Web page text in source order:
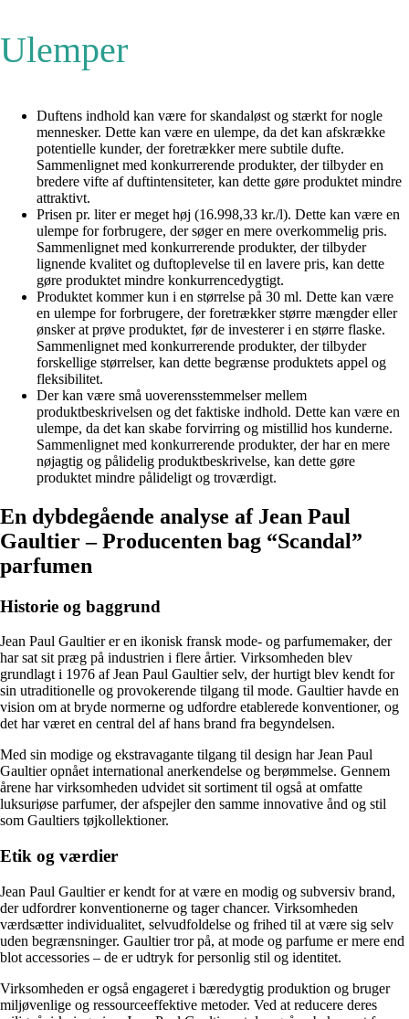
Ulemper
Duftens indhold kan være for skandaløst og stærkt for nogle
mennesker. Dette kan være en ulempe, da det kan afskrække
potentielle kunder, der foretrækker mere subtile dufte.
Sammenlignet med konkurrerende produkter, der tilbyder en
bredere vifte af duftintensiteter, kan dette gøre produktet mindre
attraktivt.
Prisen pr. liter er meget høj (16.998,33 kr./l). Dette kan være en
ulempe for forbrugere, der søger en mere overkommelig pris.
Sammenlignet med konkurrerende produkter, der tilbyder
lignende kvalitet og duftoplevelse til en lavere pris, kan dette
gøre produktet mindre konkurrencedygtigt.
Produktet kommer kun i en størrelse på 30 ml. Dette kan være
en ulempe for forbrugere, der foretrækker større mængder eller
ønsker at prøve produktet, før de investerer i en større flaske.
Sammenlignet med konkurrerende produkter, der tilbyder
forskellige størrelser, kan dette begrænse produktets appel og
fleksibilitet.
Der kan være små uoverensstemmelser mellem
produktbeskrivelsen og det faktiske indhold. Dette kan være en
ulempe, da det kan skabe forvirring og mistillid hos kunderne.
Sammenlignet med konkurrerende produkter, der har en mere
nøjagtig og pålidelig produktbeskrivelse, kan dette gøre
produktet mindre pålideligt og troværdigt.
En dybdegående analyse af Jean Paul
Gaultier – Producenten bag “Scandal”
parfumen
Historie og baggrund
Jean Paul Gaultier er en ikonisk fransk mode- og parfumemaker, der
har sat sit præg på industrien i flere årtier. Virksomheden blev
grundlagt i 1976 af Jean Paul Gaultier selv, der hurtigt blev kendt for
sin utraditionelle og provokerende tilgang til mode. Gaultier havde en
vision om at bryde normerne og udfordre etablerede konventioner, og
det har været en central del af hans brand fra begyndelsen.
Med sin modige og ekstravagante tilgang til design har Jean Paul
Gaultier opnået international anerkendelse og berømmelse. Gennem
årene har virksomheden udvidet sit sortiment til også at omfatte
luksuriøse parfumer, der afspejler den samme innovative ånd og stil
som Gaultiers tøjkollektioner.
Etik og værdier
Jean Paul Gaultier er kendt for at være en modig og subversiv brand,
der udfordrer konventionerne og tager chancer. Virksomheden
værdsætter individualitet, selvudfoldelse og frihed til at være sig selv
uden begrænsninger. Gaultier tror på, at mode og parfume er mere end
blot accessories – de er udtryk for personlig stil og identitet.
Virksomheden er også engageret i bæredygtig produktion og bruger
miljøvenlige og ressourceeffektive metoder. Ved at reducere deres